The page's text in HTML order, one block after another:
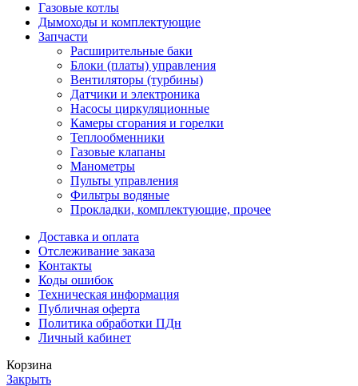
Газовые котлы
Дымоходы и комплектующие
Запчасти
Расширительные баки
Блоки (платы) управления
Вентиляторы (турбины)
Датчики и электроника
Насосы циркуляционные
Камеры сгорания и горелки
Теплообменники
Газовые клапаны
Манометры
Пульты управления
Фильтры водяные
Прокладки, комплектующие, прочее
Доставка и оплата
Отслеживание заказа
Контакты
Коды ошибок
Техническая информация
Публичная оферта
Политика обработки ПДн
Личный кабинет
Корзина
Закрыть